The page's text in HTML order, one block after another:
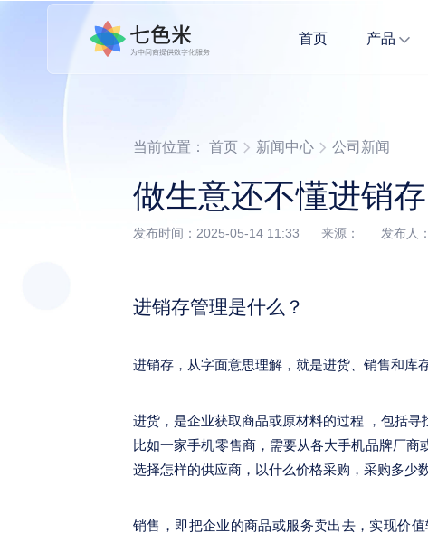
首页 产品
当前位置： 首页 新闻中心 公司新闻
做生意还不懂进销
发布时间：2025-05-14 11:33 来源： 发布人
进销存管理是什么？
进销存，从字面意思理解，就是进货、销售和库
进货，是企业获取商品或原材料的过程 ，包括
比如一家手机零售商，需要从各大手机品牌厂商
选择怎样的供应商，以什么价格采购，采购多少
销售，即把企业的商品或服务卖出去，实现价